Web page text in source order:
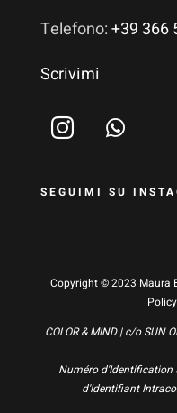
Telefono:+39 366
Scrivimi
SEGUIMI SU
Copyright © 2023 Maura
Policy
COLOR & MIND | c/o SUN
Numéro
d'Identifiant